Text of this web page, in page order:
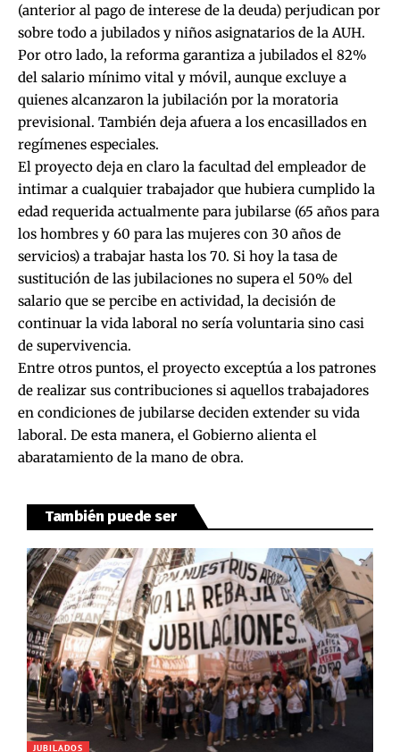
(anterior al pago de interese de la deuda) perjudican por
sobre todo a jubilados y niños asignatarios de la AUH.
Por otro lado, la reforma garantiza a jubilados el 82%
del salario mínimo vital y móvil, aunque excluye a
quienes alcanzaron la jubilación por la moratoria
previsional. También deja afuera a los encasillados en
regímenes especiales.
El proyecto deja en claro la facultad del empleador de
intimar a cualquier trabajador que hubiera cumplido la
edad requerida actualmente para jubilarse (65 años para
los hombres y 60 para las mujeres con 30 años de
servicios) a trabajar hasta los 70. Si hoy la tasa de
sustitución de las jubilaciones no supera el 50% del
salario que se percibe en actividad, la decisión de
continuar la vida laboral no sería voluntaria sino casi
de supervivencia.
Entre otros puntos, el proyecto exceptúa a los patrones
de realizar sus contribuciones si aquellos trabajadores
en condiciones de jubilarse deciden extender su vida
laboral. De esta manera, el Gobierno alienta el
abaratamiento de la mano de obra.
También puede ser
JUBILADOS